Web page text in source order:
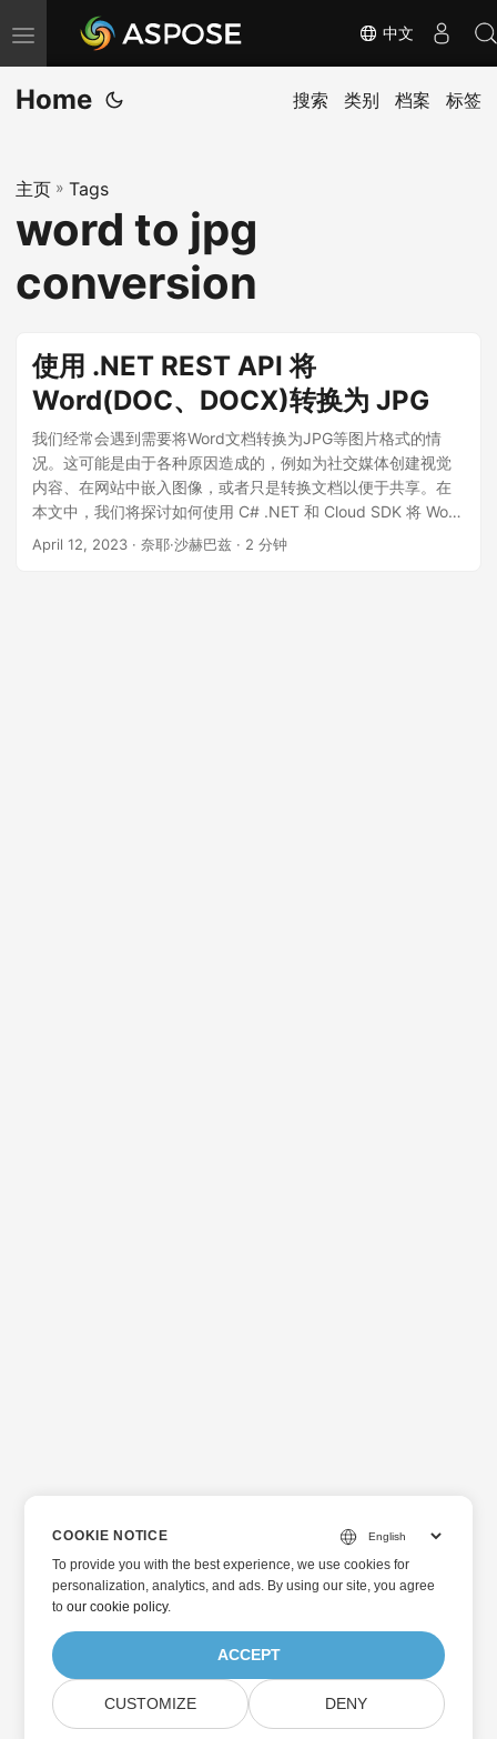
切
换
导
中文
Home 搜索 类别 档案 标签
主页 » Tags
word to jpg
conversion
使用 .NET REST API 将
Word(DOC、DOCX)转换为 JPG
我们经常会遇到需要将Word文档转换为JPG等图片格式的情
况。这可能是由于各种原因造成的，例如为社交媒体创建视觉
内容、在网站中嵌入图像，或者只是转换文档以便于共享。在
本文中，我们将探讨如何使用 C# .NET 和 Cloud SDK 将 Word
文档转换为 JPG 图像，并讨论实现此转换的不同方法。
April 12, 2023 · 奈耶·沙赫巴兹 · 2 分钟
COOKIE NOTICE
To provide you with the best experience, we use cookies for
personalization, analytics, and ads. By using our site, you agree
toour cookie policy.
ACCEPT
CUSTOMIZE DENY